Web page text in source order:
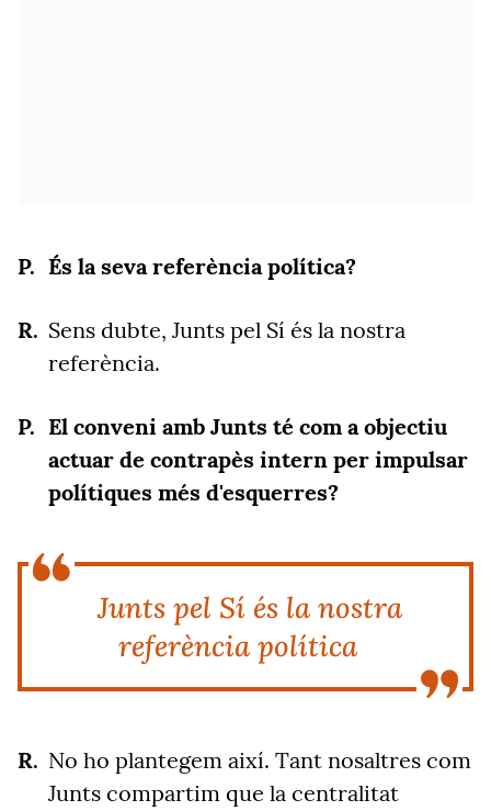
És la seva referència política?
Sens dubte, Junts pel Sí és la nostra
referència.
El conveni amb Junts té com a objectiu
actuar de contrapès intern per impulsar
polítiques més d'esquerres?
Junts pel Sí és la nostra
referència política
No ho plantegem així. Tant nosaltres com
Junts compartim que la centralitat